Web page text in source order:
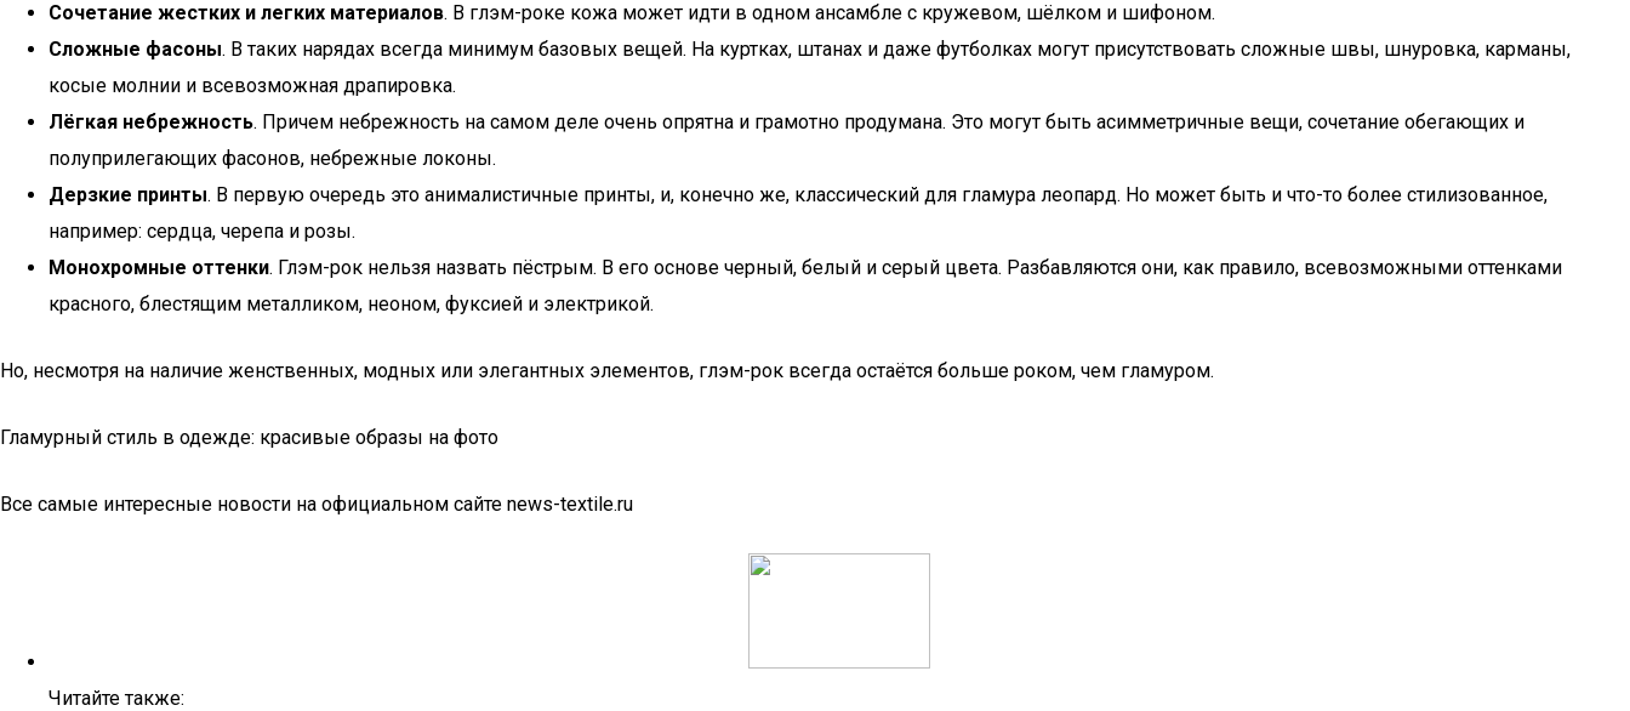
Сочетание жестких и легких материалов. В глэм-роке кожа может идти в одном ансамбле с кружевом, шёлком и шифоном.
Сложные фасоны. В таких нарядах всегда минимум базовых вещей. На куртках, штанах и даже футболках могут присутствовать сложные швы, шнуровка, карманы,
косые молнии и всевозможная драпировка.
Лёгкая небрежность. Причем небрежность на самом деле очень опрятна и грамотно продумана. Это могут быть асимметричные вещи, сочетание обегающих и
полуприлегающих фасонов, небрежные локоны.
Дерзкие принты. В первую очередь это анималистичные принты, и, конечно же, классический для гламура леопард. Но может быть и что-то более стилизованное,
например: сердца, черепа и розы.
Монохромные оттенки. Глэм-рок нельзя назвать пёстрым. В его основе черный, белый и серый цвета. Разбавляются они, как правило, всевозможными оттенками
красного, блестящим металликом, неоном, фуксией и электрикой.
Но, несмотря на наличие женственных, модных или элегантных элементов, глэм-рок всегда остаётся больше роком, чем гламуром.
Гламурный стиль в одежде: красивые образы на фото
Все самые интересные новости на официальном сайте news-textile.ru
Читайте также: